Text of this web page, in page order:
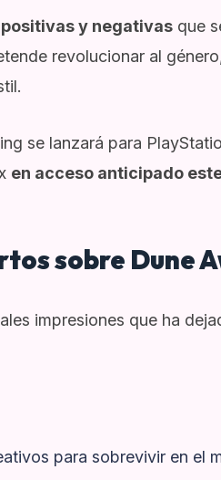
y negativasque
revolucionar al
se lanzará para
en acceso anticipado
sobre Dune
impresiones que ha
para sobrevivir en el